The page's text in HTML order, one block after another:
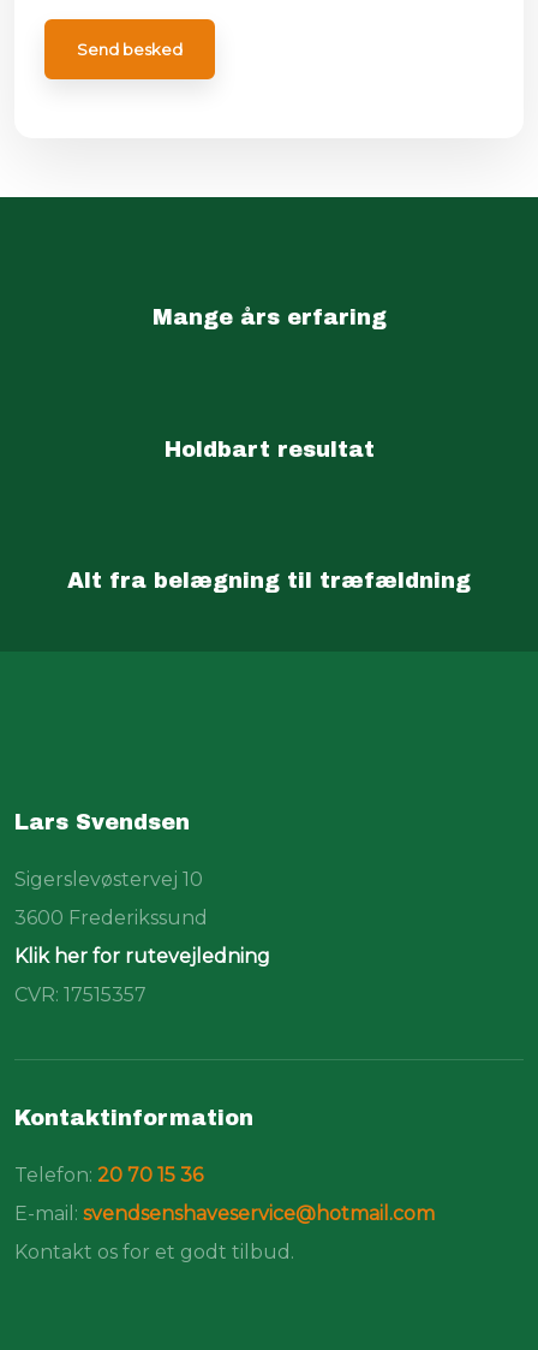
Mange års erfaring
Holdbart resultat
Alt fra belægning til træfældning
Lars Svendsen
Sigerslevøstervej 10
​3600 Frederikssund
Klik her for rutevejledning
CVR: 17515357
Kontaktinformation
Telefon:20 70 15 36​
E-mail:svendsenshaveservice@hotmail.com
Kontakt os for et godt tilbud.